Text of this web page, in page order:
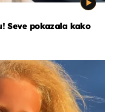
Seve pokazala kako